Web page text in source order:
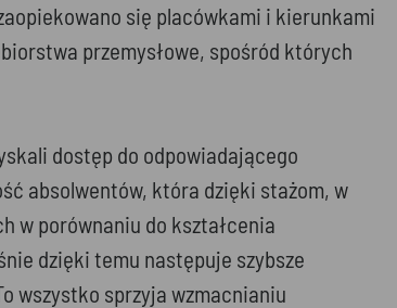
się placówkami i kierunkami
przemysłowe, spośród których
dostęp do odpowiadającego
absolwentów, która dzięki stażom, w
w porównaniu do kształcenia
dzięki temu następuje szybsze
wszystko sprzyja wzmacnianiu